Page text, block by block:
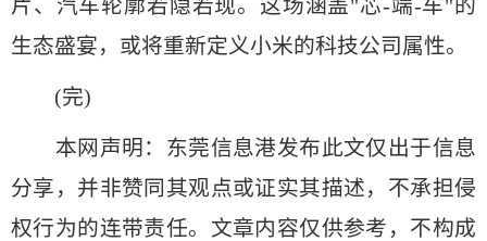
片、汽车轮廓若隐若现。这场涵盖"芯-端-车"的
生态盛宴，或将重新定义小米的科技公司属性。
(完)
本网声明：东莞信息港发布此文仅出于信息
分享，并非赞同其观点或证实其描述，不承担侵
权行为的连带责任。文章内容仅供参考，不构成